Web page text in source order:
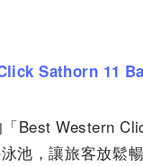
Sathorn 11
Best Western
池，讓旅客放鬆